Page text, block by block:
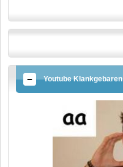
Youtube Klankgebaren